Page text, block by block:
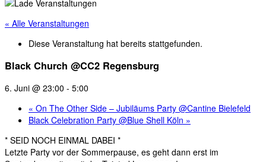
« Alle Veranstaltungen
Diese Veranstaltung hat bereits stattgefunden.
Black Church @CC2 Regensburg
6. Juni @ 23:00 - 5:00
« On The Other Side – Jubiläums Party @Cantine Bielefeld
Black Celebration Party @Blue Shell Köln »
* SEID NOCH EINMAL DABEI *
Letzte Party vor der Sommerpause, es geht dann erst im